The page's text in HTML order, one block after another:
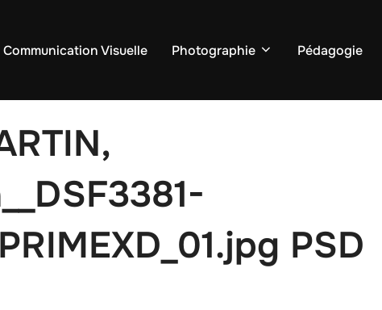
Communication Visuelle Photographie Pédagogie
PSD